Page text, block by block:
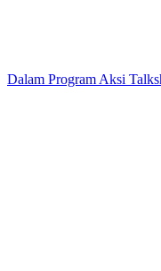
Dalam Program Aksi